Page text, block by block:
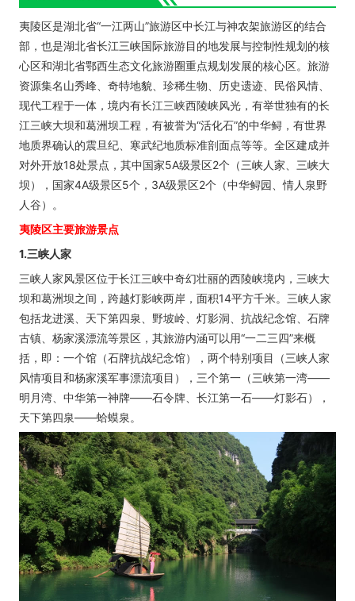
夷陵区是湖北省“一江两山”旅游区中长江与神农架旅游区的结合
部，也是湖北省长江三峡国际旅游目的地发展与控制性规划的核
心区和湖北省鄂西生态文化旅游圈重点规划发展的核心区。旅游
资源集名山秀峰、奇特地貌、珍稀生物、历史遗迹、民俗风情、
现代工程于一体，境内有长江三峡西陵峡风光，有举世独有的长
江三峡大坝和葛洲坝工程，有被誉为“活化石”的中华鲟，有世界
地质界确认的震旦纪、寒武纪地质标准剖面点等等。全区建成并
对外开放18处景点，其中国家5A级景区2个（三峡人家、三峡大
坝），国家4A级景区5个，3A级景区2个（中华鲟园、情人泉野
人谷）。
夷陵区主要旅游景点
1.三峡人家
三峡人家风景区位于长江三峡中奇幻壮丽的西陵峡境内，三峡大
坝和葛洲坝之间，跨越灯影峡两岸，面积14平方千米。三峡人家
包括龙进溪、天下第四泉、野坡岭、灯影洞、抗战纪念馆、石牌
古镇、杨家溪漂流等景区，其旅游内涵可以用“一二三四”来概
括，即：一个馆（石牌抗战纪念馆），两个特别项目（三峡人家
风情项目和杨家溪军事漂流项目），三个第一（三峡第一湾——
明月湾、中华第一神牌——石令牌、长江第一石——灯影石），
天下第四泉——蛤蟆泉。